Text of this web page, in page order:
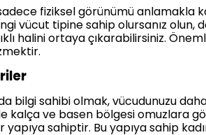
fiziksel görünümü anlamakla
vücut tipine sahip olursanız
halini ortaya çıkarabilirsiniz.
sahibi olmak, vücudunuzu
kalça ve basen bölgesi omuzlara
yapıya sahiptir. Bu yapıya sahip